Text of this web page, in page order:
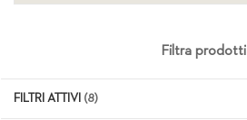
Filtra prodotti
FILTRI ATTIVI